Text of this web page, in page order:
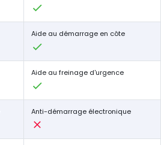
Aide au démarrage en côte
Aide au freinage d'urgence
Anti-démarrage électronique